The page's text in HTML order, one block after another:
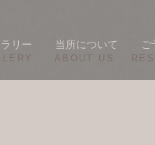
リー 当所について ご
​ABOUT US